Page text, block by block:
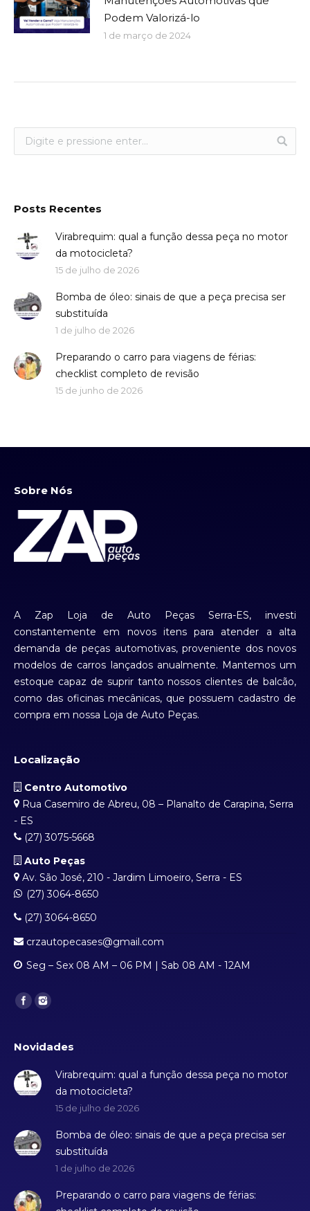
Podem Valorizá-lo
1 de março de 2024
Posts Recentes
Virabrequim: qual a função dessa peça no motor
da motocicleta?
15 de julho de 2026
Bomba de óleo: sinais de que a peça precisa ser
substituída
1 de julho de 2026
Preparando o carro para viagens de férias:
checklist completo de revisão
15 de junho de 2026
Sobre Nós
A Zap Loja de Auto Peças Serra-ES, investi
constantemente em novos itens para atender a alta
demanda de peças automotivas, proveniente dos novos
modelos de carros lançados anualmente. Mantemos um
estoque capaz de suprir tanto nossos clientes de balcão,
como das oficinas mecânicas, que possuem cadastro de
compra em nossa Loja de Auto Peças.
Localização
Centro Automotivo
Rua Casemiro de Abreu, 08 – Planalto de Carapina, Serra
- ES
(27) 3075-5668
Auto Peças
Av. São José, 210 - Jardim Limoeiro, Serra - ES
(27) 3064-8650
(27) 3064-8650
crzautopecases@gmail.com
Seg – Sex 08 AM – 06 PM | Sab 08 AM - 12AM
Find us on:
Novidades
Virabrequim: qual a função dessa peça no motor
da motocicleta?
15 de julho de 2026
Bomba de óleo: sinais de que a peça precisa ser
substituída
1 de julho de 2026
Preparando o carro para viagens de férias: